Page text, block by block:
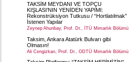
TAKSİM MEYDANI VE TOPÇU
KIŞLASI’NIN YENİDEN YAPIMI:
Rekonstrüksiyon Tutkusu / “Hortlatılmak”
İstenen Yapılar
Zeynep Ahunbay, Prof. Dr., İTÜ Mimarlık Bölümü
Taksim, Ankara Atatürk Bulvarı gibi
Olmasın!
Ali Cengizkan, Prof. Dr., ODTÜ Mimarlık Bölümü